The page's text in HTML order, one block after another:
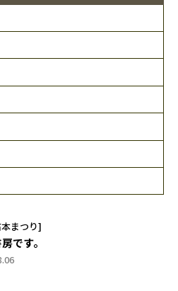
まつり]
です。